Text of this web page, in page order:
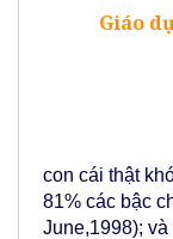
Giáo
con cái thật
81% các bậc
June,1998);